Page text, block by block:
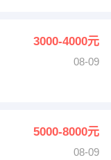
3000-4000元
08-09
5000-8000元
08-09